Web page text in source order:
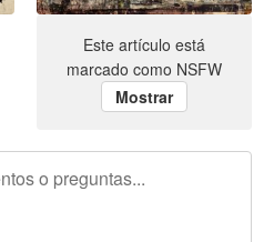
Este artículo está
marcado como NSFW
Mostrar